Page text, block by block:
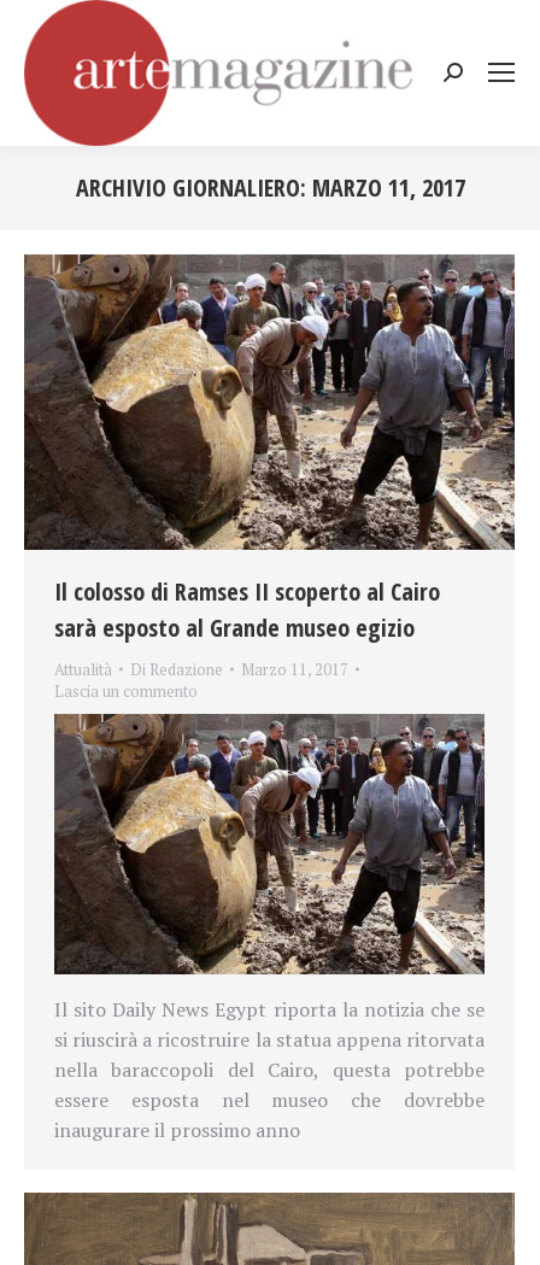
Cerca:
ARCHIVIO GIORNALIERO: MARZO 11, 2017
Il colosso di Ramses II scoperto al Cairo
sarà esposto al Grande museo egizio
Attualità Di Redazione
Marzo 11, 2017
Lascia un commento
Il sito Daily News Egypt riporta la notizia che se
si riuscirà a ricostruire la statua appena ritorvata
nella baraccopoli del Cairo, questa potrebbe
essere esposta nel museo che dovrebbe
inaugurare il prossimo anno